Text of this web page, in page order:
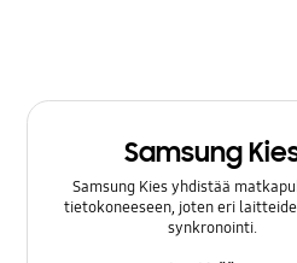
Samsung
Samsung Kies yhdistää
tietokoneeseen, joten eri
synkronointi.